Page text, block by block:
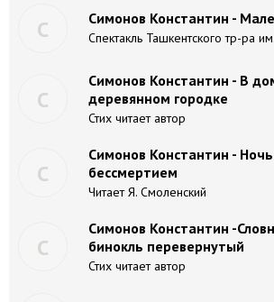
С Симонов Константин -
Спектакль Ташкентского тр-ра
С
Симонов Константин - В
деревянном городке
Стих читает автор
С
Симонов Константин -
бессмертием
Читает Я. Смоленский
С
Симонов Константин -
бинокль перевернутый
Стих читает автор